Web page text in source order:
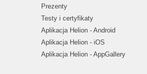
Prezenty
Testy i certyfikaty
Aplikacja Helion - Android
Aplikacja Helion - iOS
Aplikacja Helion - AppGallery